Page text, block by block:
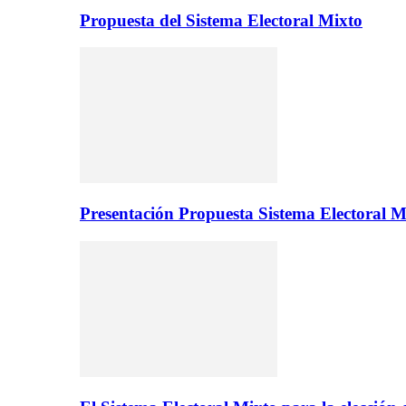
Propuesta del Sistema Electoral Mixto
Presentación Propuesta Sistema Electoral